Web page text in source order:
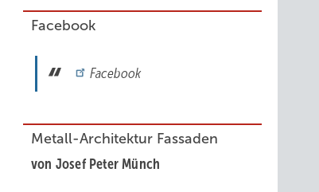
Facebook
Facebook
Metall-Architektur Fassaden
von Josef Peter Münch